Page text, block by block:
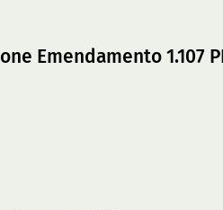
Emendamento 1.107